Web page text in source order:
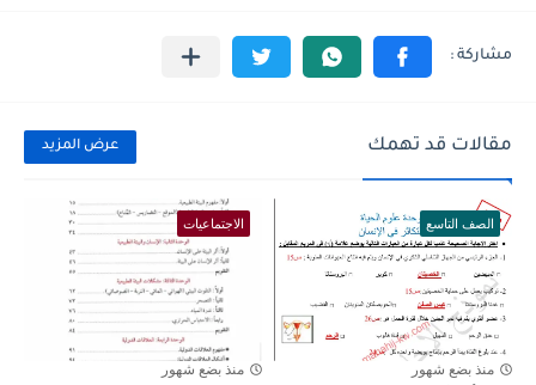
مقالات قد تهمك عرض المزيد
الصف التاسع
منذ بضع شهور
الاجتماعيات
منذ بضع شهور